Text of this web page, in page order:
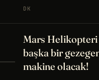
DK
Mars Helikopteri
başka bir
makine olacak!